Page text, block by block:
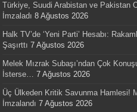
Türkiye, Suudi Arabistan ve Pakistan
İmzaladı 8 Ağustos 2026
Halk TV’de ‘Yeni Parti’ Hesabı:
Şaşırttı 7 Ağustos 2026
Melek Mızrak Subaşı’ndan Çok
İsterse… 7 Ağustos 2026
Üç Ülkeden Kritik Savunma Hamlesi!
İmzalandı 7 Ağustos 2026